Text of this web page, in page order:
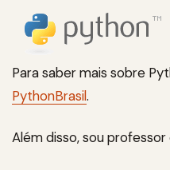
Para saber mais sobre
PythonBrasil.
Além disso, sou professor